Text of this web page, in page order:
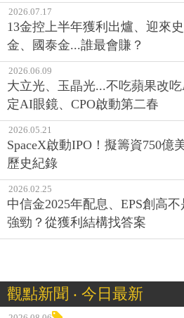
2026.07.17
13金控上半年獲利出爐、迎來
金、國泰金...誰最會賺？
2026.06.09
大立光、玉晶光...不吃蘋果改
定AI眼鏡、CPO啟動第二春
2026.05.21
SpaceX啟動IPO！擬籌資750億
歷史紀錄
2026.02.25
中信金2025年配息、EPS創高
強勁？從獲利結構找答案
觀點新聞 ‧ 今日最新